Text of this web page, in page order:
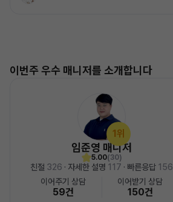
이번주 우수 매니저를 소개합니다
1위
임준영 매니저
5.00(30)
친절 326 · 자세한 설명 117 · 빠른응답 156
이어주기 상담
59건
이어받기 상담
150건